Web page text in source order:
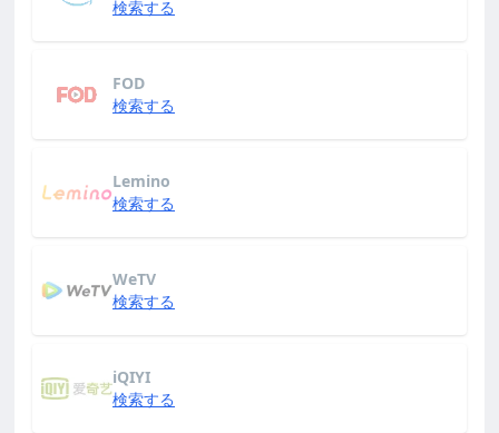
検索する
FOD
検索する
Lemino
検索する
WeTV
検索する
iQIYI
検索する